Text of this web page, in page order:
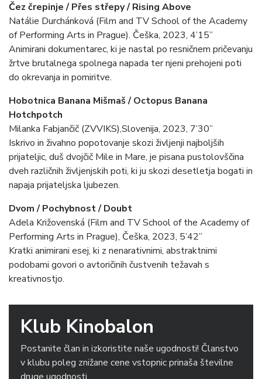
Čez črepinje / Přes střepy / Rising Above
Natálie Durchánková (Film and TV School of the Academy
of Performing Arts in Prague). Češka, 2023, 4’15”
Animirani dokumentarec, ki je nastal po resničnem pričevanju
žrtve brutalnega spolnega napada ter njeni prehojeni poti
do okrevanja in pomiritve.
Hobotnica Banana Mišmaš / Octopus Banana
Hotchpotch
Milanka Fabjančič (ZVVIKS),Slovenija, 2023, 7’30”
Iskrivo in živahno popotovanje skozi življenji najboljših
prijateljic, duš dvojčič Mile in Mare, je pisana pustolovščina
dveh različnih življenjskih poti, ki ju skozi desetletja bogati in
napaja prijateljska ljubezen.
Dvom / Pochybnost / Doubt
Adela Križovenská (Film and TV School of the Academy of
Performing Arts in Prague), Češka, 2023, 5’42”
Kratki animirani esej, ki z nenarativnimi, abstraktnimi
podobami govori o avtoričinih čustvenih težavah s
kreativnostjo.
Klub Kinobalon
Postanite član in izkoristite naše ugodnosti! Članstvo
v klubu poleg znižane cene vstopnic prinaša številne